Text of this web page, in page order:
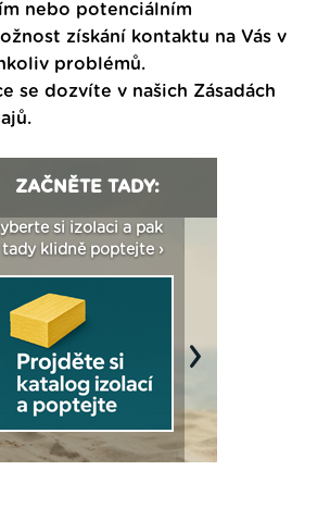
nebo potenciálním
získání kontaktu na Vás v
problémů.
se dozvíte v našich Zásadách
.
ZAČNĚTE TADY:
si izolaci a pak
tady klidně poptejte ›
Next